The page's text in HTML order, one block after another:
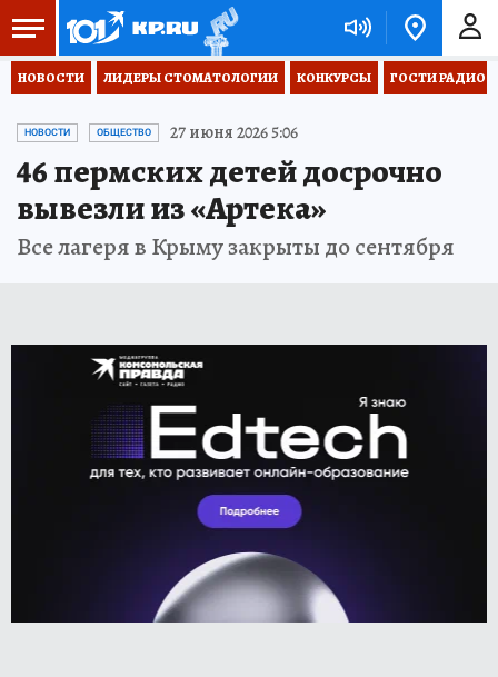
НОВОСТИ ЛИДЕРЫ СТОМАТОЛОГИИ КОНКУРСЫ ГОСТИ РАДИО
НОВОСТИ ОБЩЕСТВО 27 июня 2026 5:06
46 пермских детей досрочно
вывезли из «Артека»
Все лагеря в Крыму закрыты до сентября